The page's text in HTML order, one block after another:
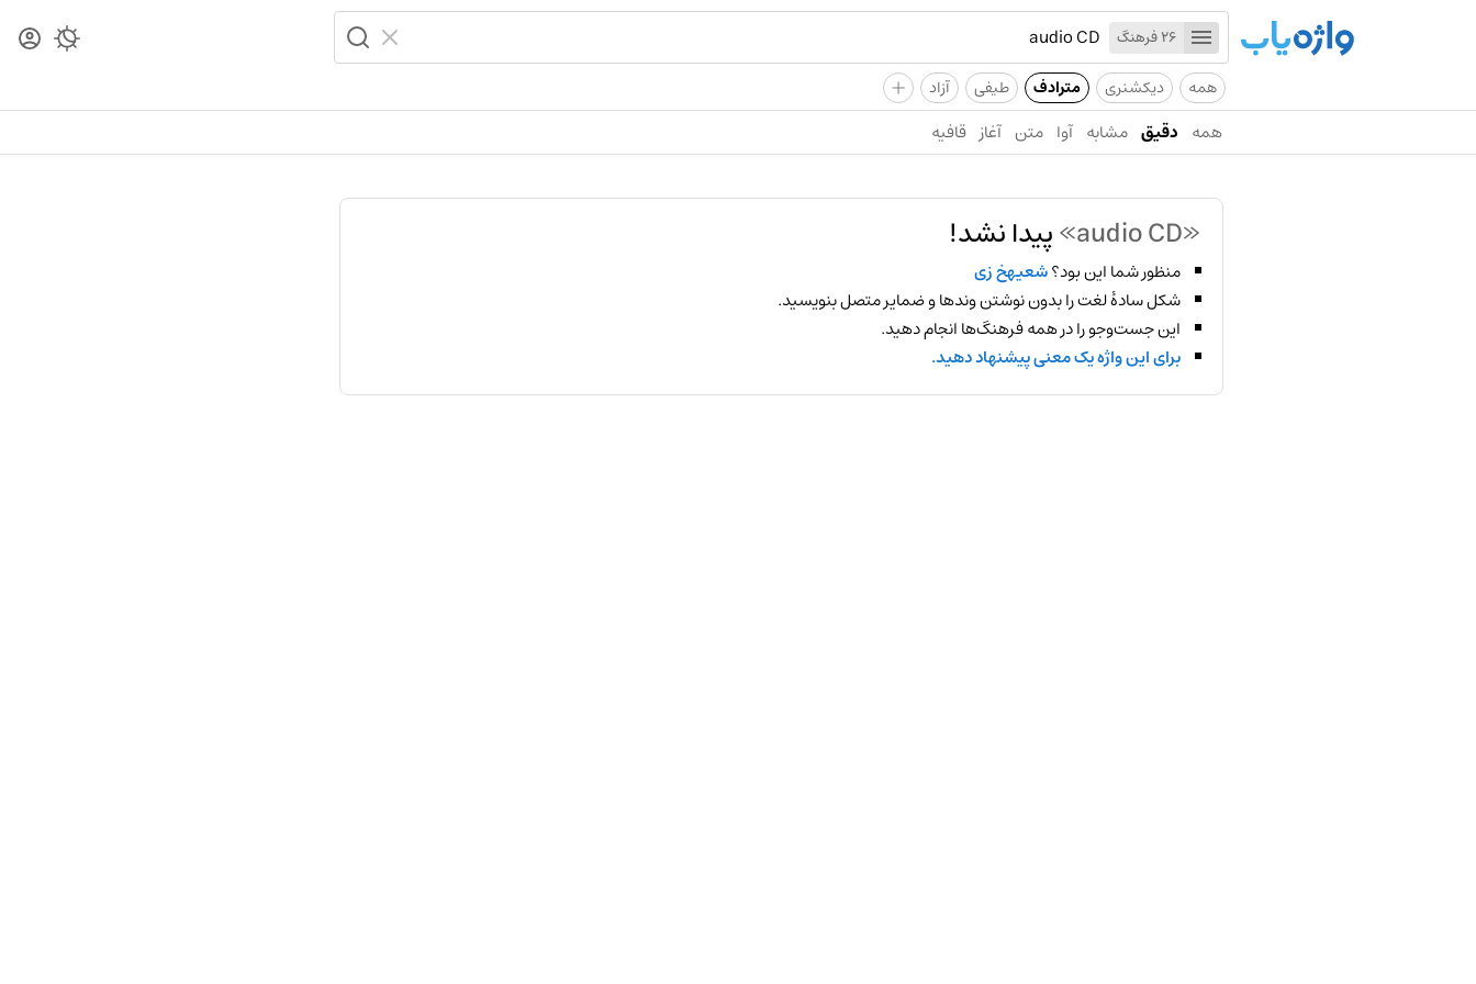
26 فرهنگ
همه دیکشنری مترادف طیفی آزاد +
همه دقیق مشابه آوا متن آغاز قافیه
«audio CD» پیدا نشد!
منظور شما این بود؟شعیهخ زی
شکل سادهٔ لغت را بدون نوشتن وندها و ضمایر متصل بنویسید.
این جست‌وجو را در همه فرهنگ‌ها انجام دهید.
برای این واژه یک معنی پیشنهاد دهید.